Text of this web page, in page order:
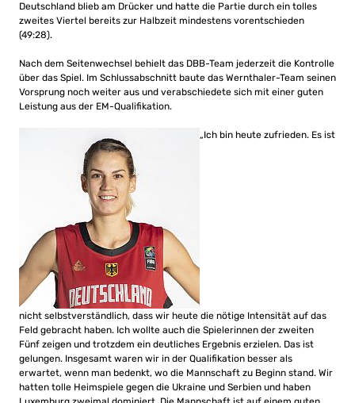
Deutschland blieb am Drücker und hatte die Partie durch ein tolles
zweites Viertel bereits zur Halbzeit mindestens vorentschieden
(49:28).
Nach dem Seitenwechsel behielt das DBB-Team jederzeit die Kontrolle
über das Spiel. Im Schlussabschnitt baute das Wernthaler-Team seinen
Vorsprung noch weiter aus und verabschiedete sich mit einer guten
Leistung aus der EM-Qualifikation.
„Ich bin heute zufrieden. Es ist
nicht selbstverständlich, dass wir heute die nötige Intensität auf das
Feld gebracht haben. Ich wollte auch die Spielerinnen der zweiten
Fünf zeigen und trotzdem ein deutliches Ergebnis erzielen. Das ist
gelungen. Insgesamt waren wir in der Qualifikation besser als
erwartet, wenn man bedenkt, wo die Mannschaft zu Beginn stand. Wir
hatten tolle Heimspiele gegen die Ukraine und Serbien und haben